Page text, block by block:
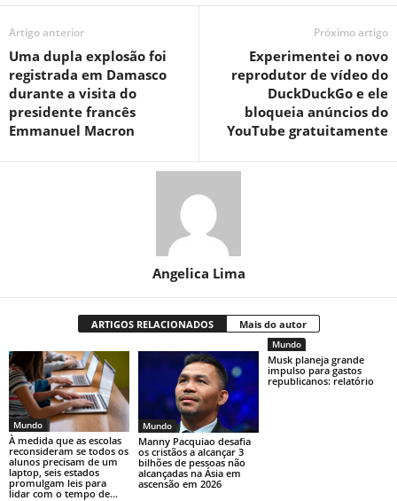
Artigo anterior
Uma dupla explosão foi
registrada em Damasco
durante a visita do
presidente francês
Emmanuel Macron
Próximo artigo
Experimentei o novo
reprodutor de vídeo do
DuckDuckGo e ele
bloqueia anúncios do
YouTube gratuitamente
Angelica Lima
ARTIGOS RELACIONADOS Mais do autor
Mundo
À medida que as escolas
reconsideram se todos os
alunos precisam de um
laptop, seis estados
promulgam leis para
lidar com o tempo de...
Mundo
Manny Pacquiao desafia
os cristãos a alcançar 3
bilhões de pessoas não
alcançadas na Ásia em
ascensão em 2026
Mundo
Musk planeja grande
impulso para gastos
republicanos: relatório